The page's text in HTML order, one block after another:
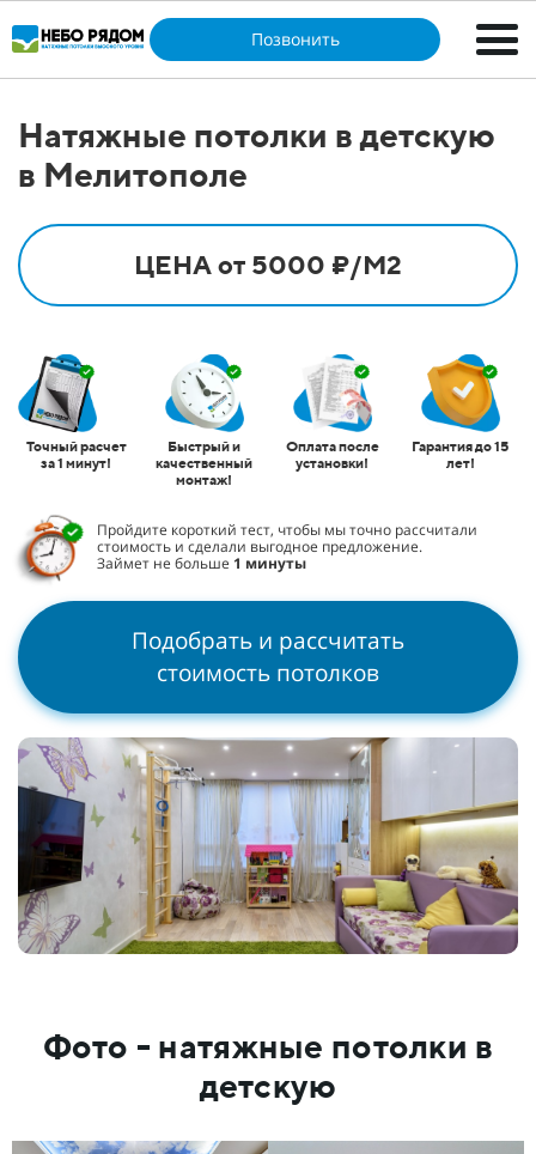
Позвонить
Натяжные потолки в детскую
в Мелитополе
ЦЕНА от 5000 ₽/М2
Точный расчет
за 1 минут!
Быстрый и
качественный
монтаж!
Оплата после
установки!
Гарантия до 15
лет!
Пройдите короткий тест, чтобы мы точно рассчитали
стоимость и сделали выгодное предложение.
Займет не больше 1 минуты
Подобрать и рассчитать
стоимость потолков
Фото - натяжные потолки в
детскую